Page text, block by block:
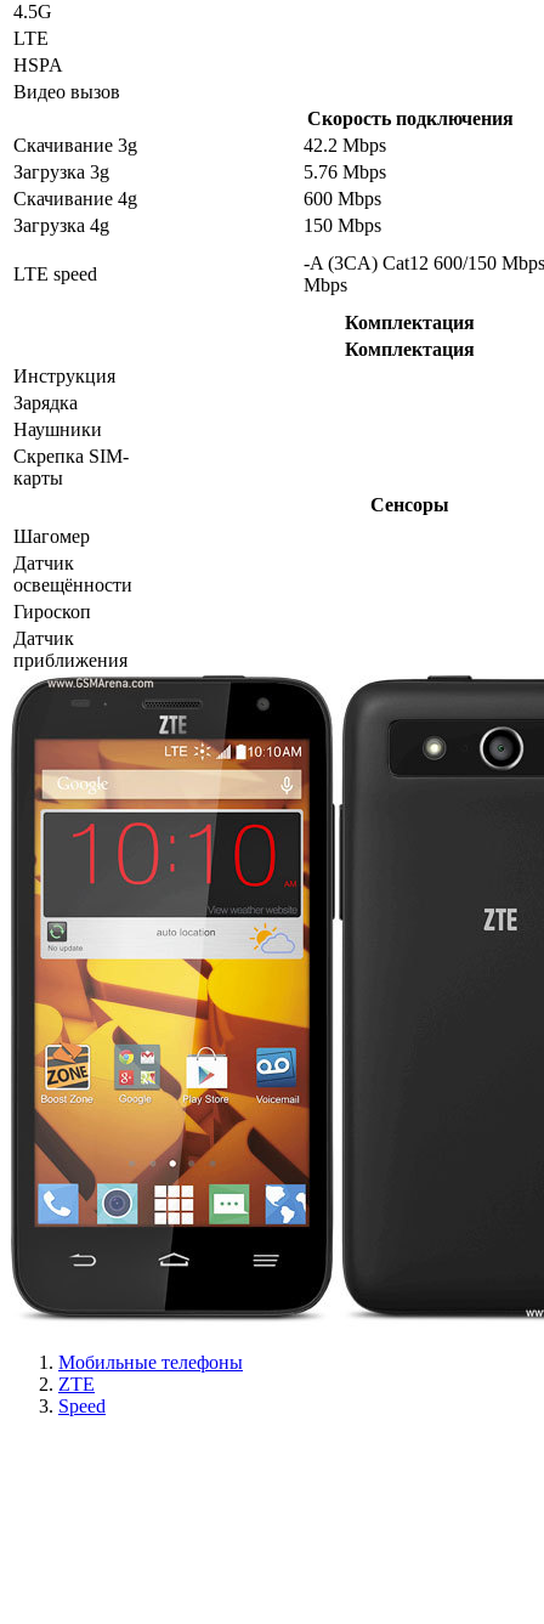
4.5G
LTE
HSPA
Видео вызов
Скорость подключения
Скачивание 3g
42.2 Mbps
Загрузка 3g
5.76 Mbps
Скачивание 4g
600 Mbps
Загрузка 4g
150 Mbps
LTE speed
-A (3CA) Cat12 600/150 Mbps
Mbps
Комплектация
Комплектация
Инструкция
Зарядка
Наушники
Скрепка SIM-
карты
Сенсоры
Шагомер
Датчик
освещённости
Гироскоп
Датчик
приближения
Мобильные телефоны
ZTE
Speed